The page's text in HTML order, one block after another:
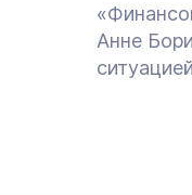
Анне